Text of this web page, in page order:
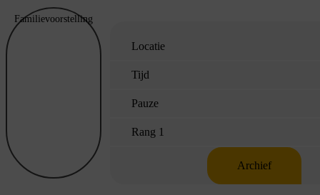
Familievoorstelling
Locatie
Tijd
Pauze
Rang 1
Archief